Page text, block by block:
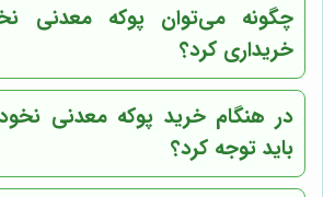
چگونه می‌توان پوکه معدنی
خریداری کرد؟
در هنگام خرید پوکه معدنی
باید توجه کرد؟